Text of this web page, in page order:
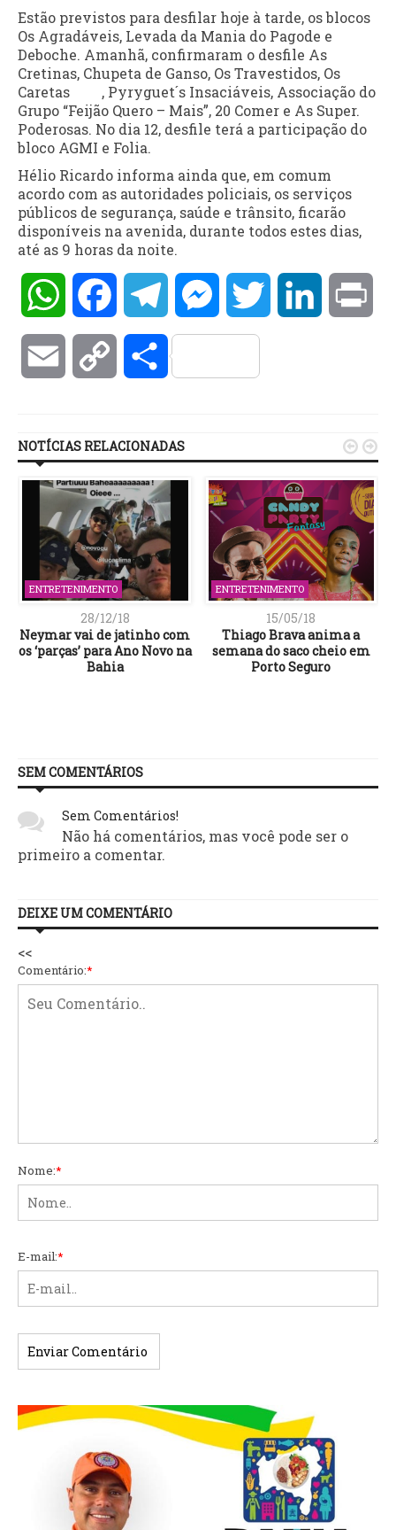
Estão previstos para desfilar hoje à tarde, os blocos
Os Agradáveis, Levada da Mania do Pagode e
Deboche. Amanhã, confirmaram o desfile As
Cretinas, Chupeta de Ganso, Os Travestidos, Os
Caretas , Pyryguet´s Insaciáveis, Associação do
Grupo “Feijão Quero – Mais”, 20 Comer e As Super.
Poderosas. No dia 12, desfile terá a participação do
bloco AGMI e Folia.
Hélio Ricardo informa ainda que, em comum
acordo com as autoridades policiais, os serviços
públicos de segurança, saúde e trânsito, ficarão
disponíveis na avenida, durante todos estes dias,
até as 9 horas da noite.
WhatsAppFacebookTelegramMessengerTwitter LinkedIn
Email Copy Compartilhar
NOTÍCIAS RELACIONADAS
ENTRETENIMENTO
28/12/18
Neymar vai de jatinho com
os ‘parças’ para Ano Novo na
Bahia
ENTRETENIMENTO
15/05/18
Thiago Brava anima a
semana do saco cheio em
Porto Seguro
 
SEM COMENTÁRIOS
Sem Comentários!
Não há comentários, mas você pode ser o
primeiro a comentar.
DEIXE UM COMENTÁRIO
<<
Comentário:*
Nome:*
E-mail:*